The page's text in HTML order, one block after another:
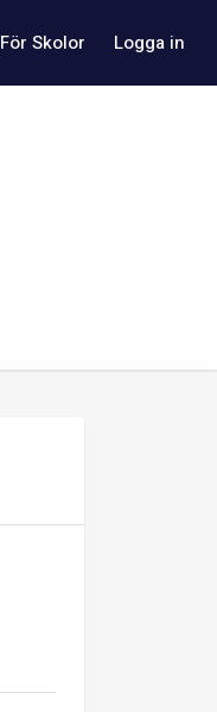
För Skolor Logga in